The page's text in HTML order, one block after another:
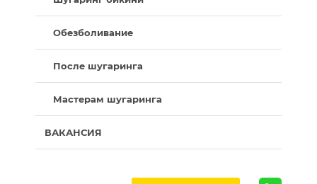
Обезболивание
После шугаринга
Мастерам шугаринга
ВАКАНСИЯ